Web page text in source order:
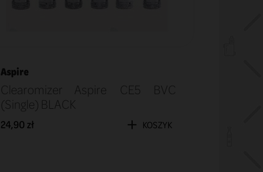
Aspire
Clearomizer Aspire CE5 BVC
(Single) BLACK
24,90 zł KOSZYK